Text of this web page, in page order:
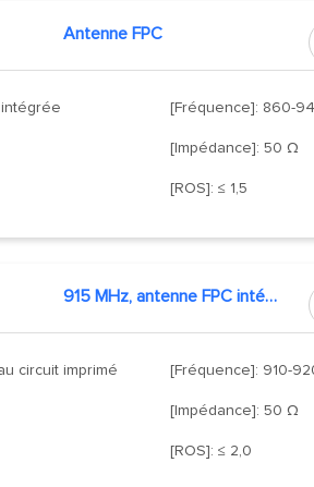
Antenne FPC
intégrée [Fréquence]: 860-
[Impédance]: 50 Ω
[ROS]: ≤ 1,5
915 MHz, antenne FPC intégrée
circuit imprimé [Fréquence]: 910-
[Impédance]: 50 Ω
[ROS]: ≤ 2,0